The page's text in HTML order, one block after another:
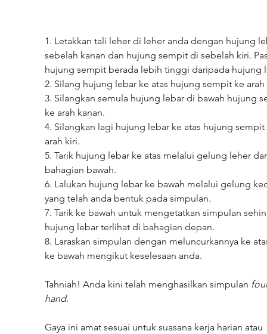
1. Letakkan tali leher di leher anda dengan hujung
sebelah kanan dan hujung sempit di sebelah kiri.
hujung sempit berada lebih tinggi daripada hujung
2. Silang hujung lebar ke atas hujung sempit ke arah
3. Silangkan semula hujung lebar di bawah hujung
ke arah kanan.
4. Silangkan lagi hujung lebar ke atas hujung
arah kiri.
5. Tarik hujung lebar ke atas melalui gelung leher
bahagian bawah.
6. Lalukan hujung lebar ke bawah melalui gelung
yang telah anda bentuk pada simpulan.
7. Tarik ke bawah untuk mengetatkan simpulan
hujung lebar terlihat di bahagian depan.
8. Laraskan simpulan dengan meluncurkannya ke
ke bawah mengikut keselesaan anda.
Tahniah! Anda kini telah menghasilkan simpulan
hand.
Gaya ini amat sesuai untuk suasana kerja harian atau